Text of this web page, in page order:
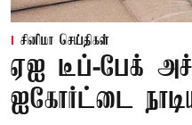
சினிமா செய்திகள்
ஏஐ டீப்-பேக்
ஐகோர்ட்டை